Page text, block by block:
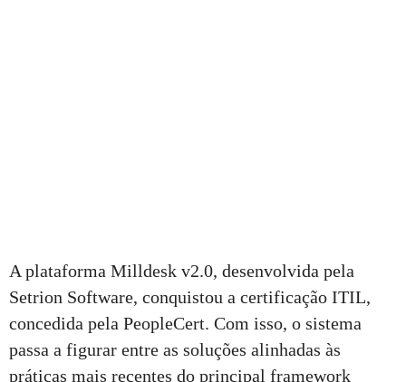
A plataforma Milldesk v2.0, desenvolvida pela
Setrion Software, conquistou a certificação ITIL,
concedida pela PeopleCert. Com isso, o sistema
passa a figurar entre as soluções alinhadas às
práticas mais recentes do principal framework